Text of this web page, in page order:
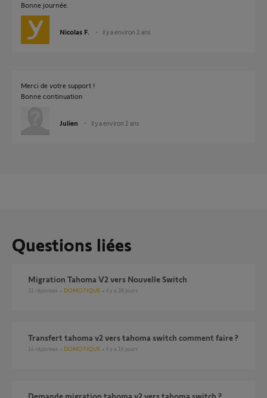
Bonne journée.
Nicolas F. il y a environ 2 ans
Merci de votre support !
Bonne continuation
Julien il y a environ 2 ans
Questions liées
Migration Tahoma V2 vers Nouvelle Switch
31 réponses DOMOTIQUE il y a 28 jours
transfert tahoma v2 vers tahoma switch comment faire ?
14 réponses DOMOTIQUE il y a 16 jours
demande migration tahoma v2 vers tahoma switch ?